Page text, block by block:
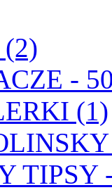
-
(1)
TIPSY